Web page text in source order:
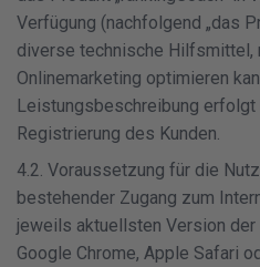
Verfügung (nachfolgend „das
diverse technische Hilfsmittel,
Onlinemarketing optimieren
Leistungsbeschreibung
Registrierung des Kunden.
4.2. Voraussetzung für die
bestehender Zugang zum
jeweils aktuellsten Version
Google Chrome, Apple Safari